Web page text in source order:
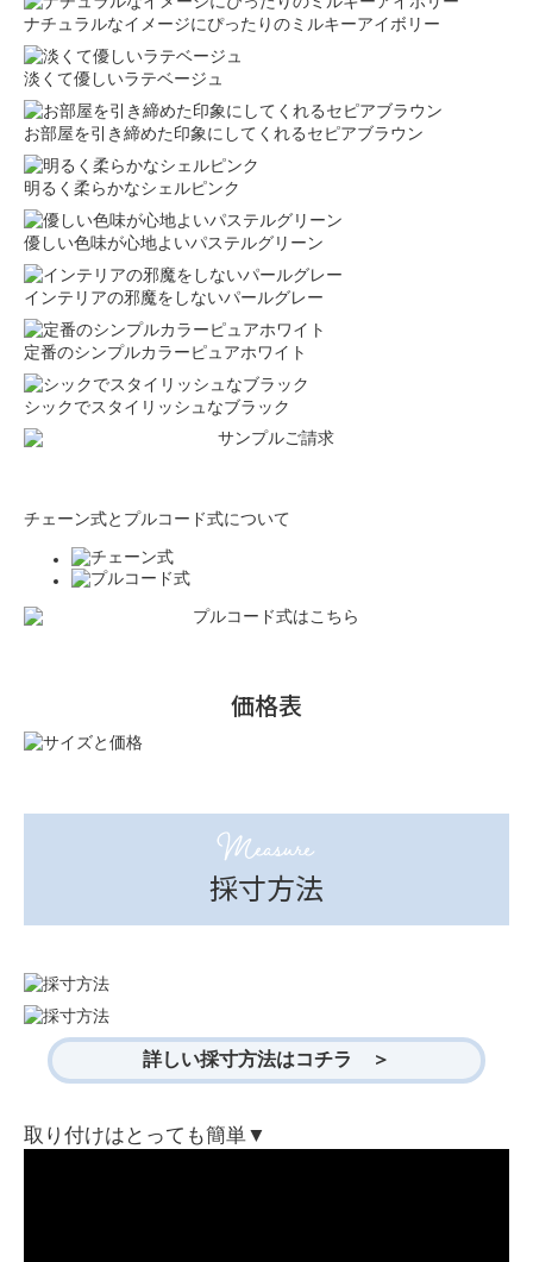
ナチュラルなイメージにぴったりのミルキーアイボリー
淡くて優しいラテベージュ
お部屋を引き締めた印象にしてくれるセピアブラウン
明るく柔らかなシェルピンク
優しい色味が心地よいパステルグリーン
インテリアの邪魔をしないパールグレー
定番のシンプルカラーピュアホワイト
シックでスタイリッシュなブラック
チェーン式とプルコード式について
価格表
Measure
採寸方法
詳しい採寸方法はコチラ ＞
取り付けはとっても簡単▼